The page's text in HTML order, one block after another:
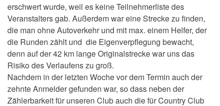
erschwert wurde, weil es keine Teilnehmerliste des
Veranstalters gab. Außerdem war eine Strecke zu finden,
die man ohne Autoverkehr und mit max. einem Helfer, der
die Runden zählt und die Eigenverpflegung bewacht,
denn auf der 42 km lange Originalstrecke war uns das
Risiko des Verlaufens zu groß.
Nachdem in der letzten Woche vor dem Termin auch der
zehnte Anmelder gefunden war, so dass neben der
Zählerbarkeit für unseren Club auch die für Country Club